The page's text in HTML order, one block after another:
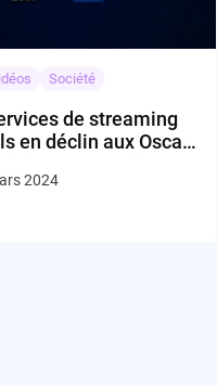
Société
de streaming
en déclin aux Oscars
2024